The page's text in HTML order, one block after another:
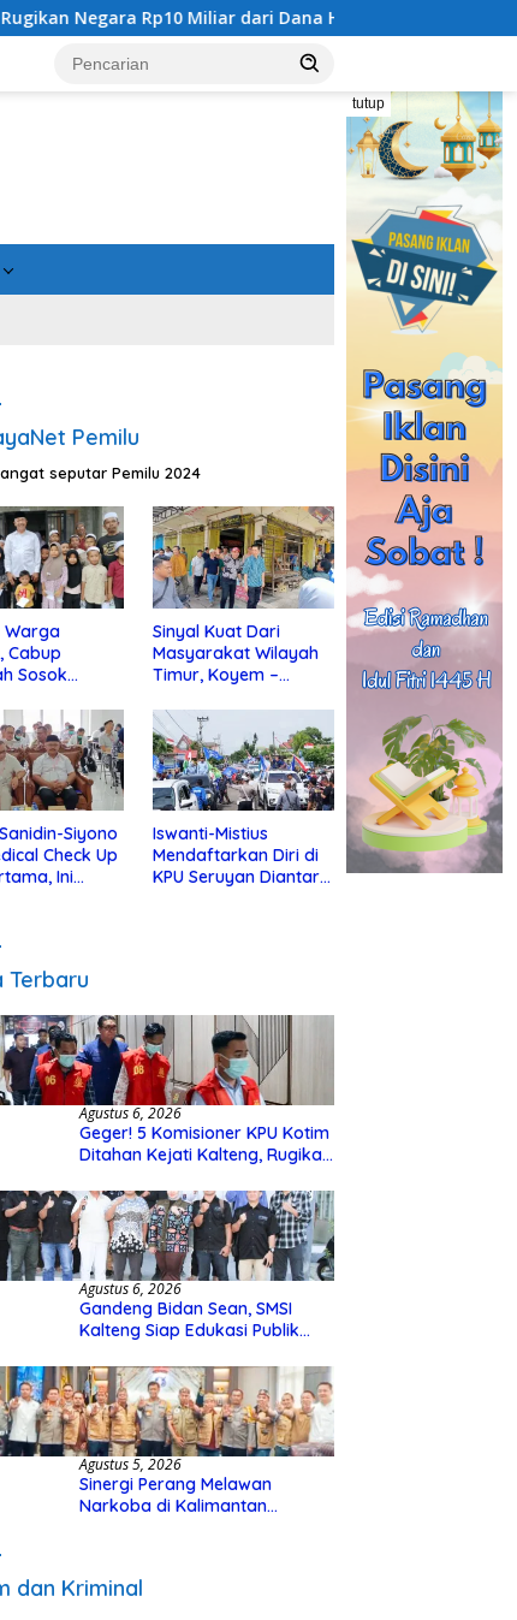
Dana Hibah Rp40 Miliar Gandeng Bidan Sean,
tutup
Pemilu
seputar Pemilu 2024
Warga
Cabup
Sosok
Sinyal Kuat Dari
Masyarakat Wilayah
Timur, Koyem –
di Kotim
Siyono
Check Up
Ini
Iswanti-Mistius
Mendaftarkan Diri di
KPU Seruyan Diantar
Terbaru
Agustus 6, 2026
Geger! 5 Komisioner KPU Kotim
Ditahan Kejati Kalteng, Rugikan
Hibah Rp40 Miliar
Agustus 6, 2026
Gandeng Bidan Sean, SMSI
Kalteng Siap Edukasi Publik
Agustus 5, 2026
Sinergi Perang Melawan
Narkoba di Kalimantan
dan Kriminal